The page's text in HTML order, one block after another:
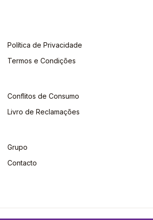
Política de Privacidade
Termos e Condições
Conflitos de Consumo
Livro de Reclamações
Grupo
Contacto